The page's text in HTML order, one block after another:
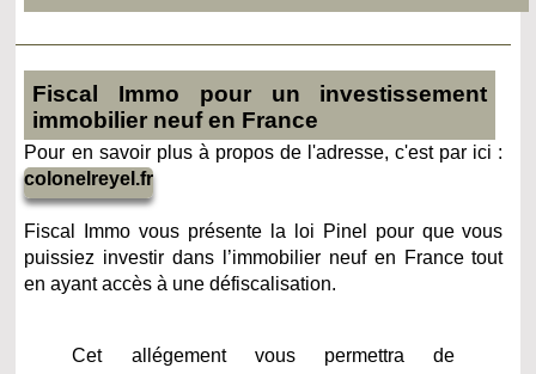
Fiscal Immo pour un investissement
immobilier neuf en France
Pour en savoir plus à propos de l'adresse, c'est par ici :
colonelreyel.fr
Fiscal Immo vous présente la loi Pinel pour que vous
puissiez investir dans l’immobilier neuf en France tout
en ayant accès à une défiscalisation.
Cet allégement vous permettra de